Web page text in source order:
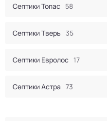
Септики Топас 58
Септики Тверь 35
Септики Евролос 17
Септики Астра 73